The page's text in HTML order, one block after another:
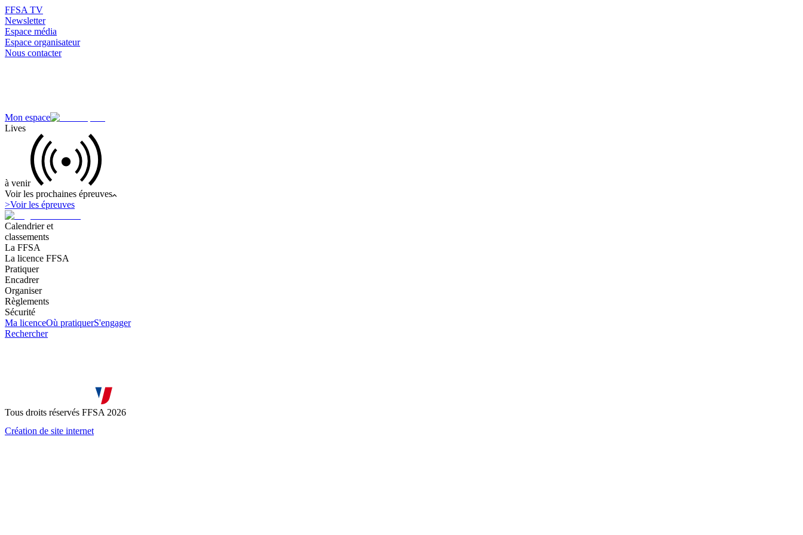
FFSA TV
Newsletter
Espace média
Espace organisateur
Nous contacter
Mon espace
Lives
à venir
Voir les prochaines épreuves
>Voir les épreuves
Calendrier et
classements
La FFSA
La licence FFSA
Pratiquer
Encadrer
Organiser
Règlements
Sécurité
Ma licenceOù pratiquerS'engager
Rechercher
Tous droits réservés FFSA 2026
Création de site internet